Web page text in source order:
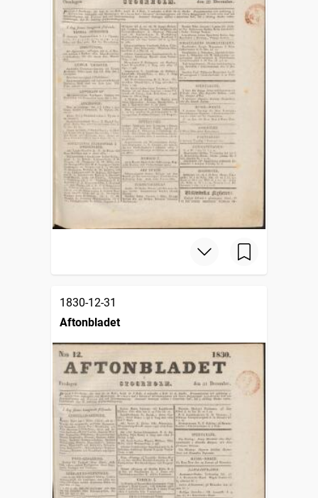
1830-12-31
Aftonbladet